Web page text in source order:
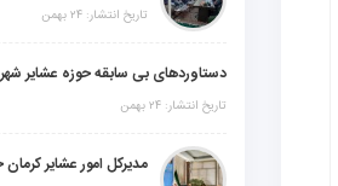
تاریخ انتشار: ۲۴ بهمن
تاریخ انتشار: ۲۴ بهمن